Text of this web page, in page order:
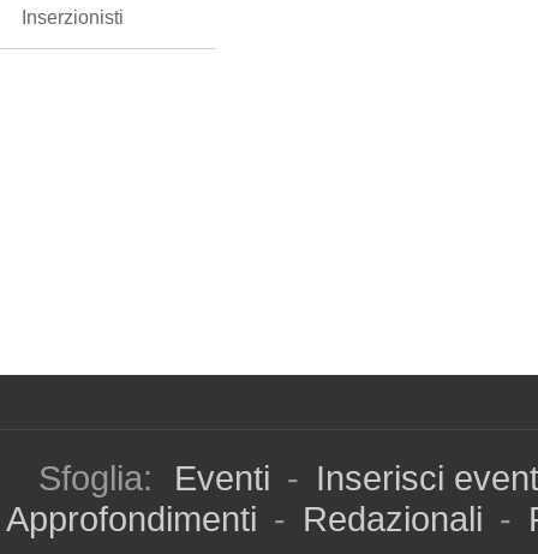
Inserzionisti
Sfoglia: Eventi - Inserisci
Approfondimenti - Redazionali -